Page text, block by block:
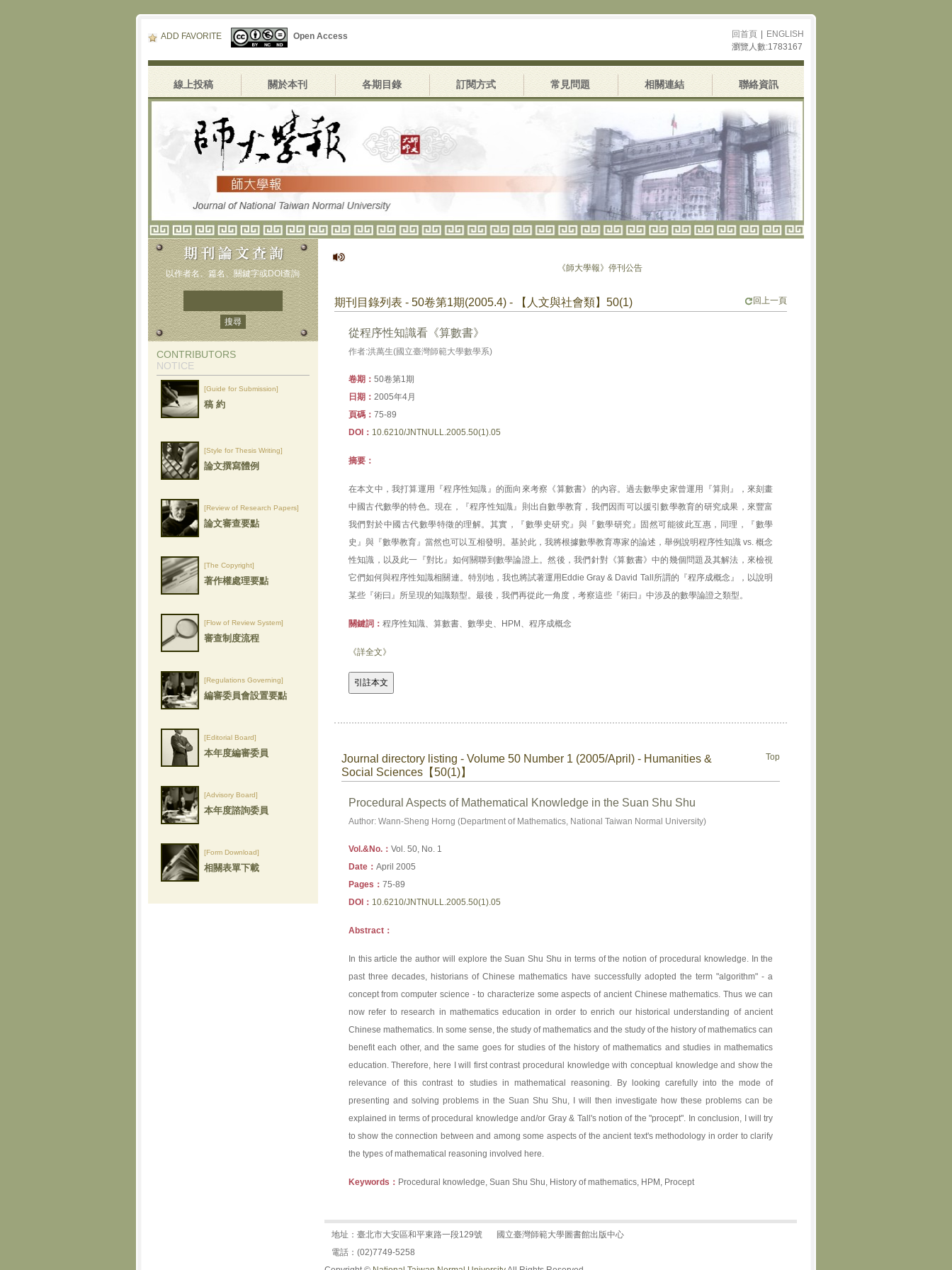
ADD FAVORITE Open Access 回首頁
ENGLISH
瀏覽人數:1783167
線上投稿 關於本刊 各期目錄 訂閱方式 常見問題 相關連結 聯絡資訊
以作者名、篇名、關鍵字或DOI查詢
CONTRIBUTORS
NOTICE
[Guide for Submission]
稿 約
[Style for Thesis Writing]
論文撰寫體例
[Review of Research Papers]
論文審查要點
[The Copyright]
著作權處理要點
[Flow of Review System]
審查制度流程
[Regulations Governing]
編審委員會設置要點
[Editorial Board]
本年度編審委員
[Advisory Board]
本年度諮詢委員
[Form Download]
相關表單下載
《師大學報》停刊公告
期刊目錄列表 - 50卷第1期(2005.4) - 【人文與社會類】50(1) 回上一頁
從程序性知識看《算數書》
作者:洪萬生(國立臺灣師範大學數學系)
卷期： 50卷第1期
日期： 2005年4月
頁碼： 75-89
DOI： 10.6210/JNTNULL.2005.50(1).05
摘要：
在本文中，我打算運用『程序性知識』的面向來考察《算數書》的內容。過去數學史家曾運用『算則』，來刻畫
中國古代數學的特色。現在，『程序性知識』則出自數學教育，我們因而可以援引數學教育的研究成果，來豐富
我們對於中國古代數學特徵的理解。其實，『數學史研究』與『數學研究』固然可能彼此互惠，同理，『數學
史』與『數學教育』當然也可以互相發明。基於此，我將根據數學教育專家的論述，舉例說明程序性知識 vs. 概念
性知識，以及此一『對比』如何關聯到數學論證上。然後，我們針對《算數書》中的幾個問題及其解法，來檢視
它們如何與程序性知識相關連。特別地，我也將試著運用Eddie Gray & David Tall所謂的『程序成概念』，以說明
某些『術曰』所呈現的知識類型。最後，我們再從此一角度，考察這些『術曰』中涉及的數學論證之類型。
關鍵詞： 程序性知識、算數書、數學史、HPM、程序成概念
《詳全文》
Journal directory listing - Volume 50 Number 1 (2005/April) - Humanities &
Social Sciences【50(1)】
Top
Procedural Aspects of Mathematical Knowledge in the Suan Shu Shu
Author: Wann-Sheng Horng (Department of Mathematics, National Taiwan Normal University)
Vol.&No.： Vol. 50, No. 1
Date： April 2005
Pages： 75-89
DOI： 10.6210/JNTNULL.2005.50(1).05
Abstract：
In this article the author will explore the Suan Shu Shu in terms of the notion of procedural knowledge. In the
past three decades, historians of Chinese mathematics have successfully adopted the term "algorithm" - a
concept from computer science - to characterize some aspects of ancient Chinese mathematics. Thus we can
now refer to research in mathematics education in order to enrich our historical understanding of ancient
Chinese mathematics. In some sense, the study of mathematics and the study of the history of mathematics can
benefit each other, and the same goes for studies of the history of mathematics and studies in mathematics
education. Therefore, here I will first contrast procedural knowledge with conceptual knowledge and show the
relevance of this contrast to studies in mathematical reasoning. By looking carefully into the mode of
presenting and solving problems in the Suan Shu Shu, I will then investigate how these problems can be
explained in terms of procedural knowledge and/or Gray & Tall's notion of the "procept". In conclusion, I will try
to show the connection between and among some aspects of the ancient text's methodology in order to clarify
the types of mathematical reasoning involved here.
Keywords： Procedural knowledge, Suan Shu Shu, History of mathematics, HPM, Procept
地址：臺北市大安區和平東路一段129號
國立臺灣師範大學圖書館出版中心
電話：(02)7749-5258